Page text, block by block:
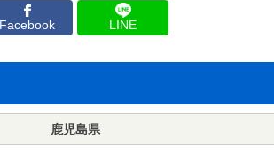
Facebook LINE
鹿児島県